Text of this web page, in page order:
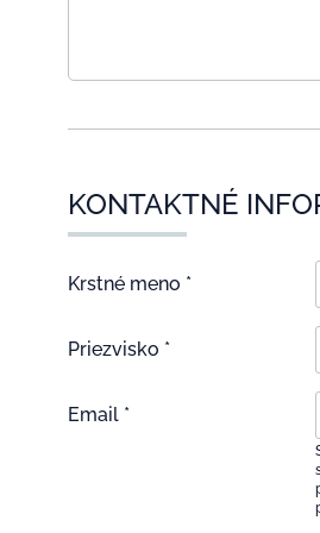
KONTAKTNÉ
Krstné meno *
Priezvisko *
Email *